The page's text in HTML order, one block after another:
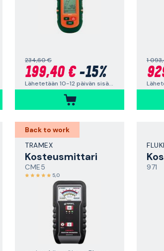
234,60 €
199,40 €-15%
Lähetetään 10-12 päivän sisällä
1
Back to work
TRAMEX
Kosteusmittari
CME5
5,0
971